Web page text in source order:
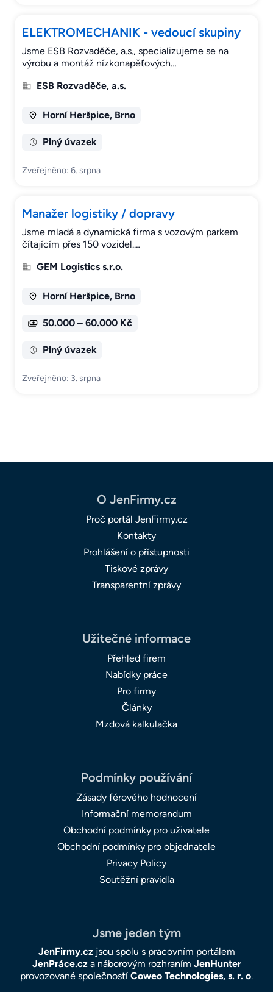
ELEKTROMECHANIK - vedoucí skupiny
Jsme ESB Rozvaděče, a.s., specializujeme se na
výrobu a montáž nízkonapěťových…
ESB Rozvaděče, a.s.
Horní Heršpice, Brno
Plný úvazek
Zveřejněno: 6. srpna
Manažer logistiky / dopravy
Jsme mladá a dynamická firma s vozovým parkem
čítajícím přes 150 vozidel.…
GEM Logistics s.r.o.
Horní Heršpice, Brno
50.000 – 60.000 Kč
Plný úvazek
Zveřejněno: 3. srpna
O JenFirmy.cz
Proč portál JenFirmy.cz
Kontakty
Prohlášení o přístupnosti
Tiskové zprávy
Transparentní zprávy
Užitečné informace
Přehled firem
Nabídky práce
Pro firmy
Články
Mzdová kalkulačka
Podmínky používání
Zásady férového hodnocení
Informační memorandum
Obchodní podmínky pro uživatele
Obchodní podmínky pro objednatele
Privacy Policy
Soutěžní pravidla
Jsme jeden tým
JenFirmy.czjsou spolu s pracovním portálem
JenPráce.cza náborovým rozhraním JenHunter
provozované společností Coweo Technologies, s. r. o.